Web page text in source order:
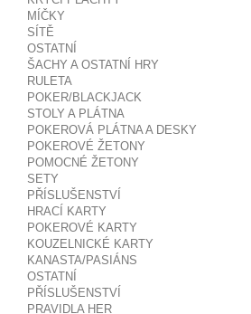
MÍČKY
SÍTĚ
OSTATNÍ
ŠACHY A OSTATNÍ HRY
RULETA
POKER/BLACKJACK
STOLY A PLÁTNA
POKEROVÁ PLÁTNA A DESKY
POKEROVÉ ŽETONY
POMOCNÉ ŽETONY
SETY
PŘÍSLUŠENSTVÍ
HRACÍ KARTY
POKEROVÉ KARTY
KOUZELNICKÉ KARTY
KANASTA/PASIÁNS
OSTATNÍ
PŘÍSLUŠENSTVÍ
PRAVIDLA HER